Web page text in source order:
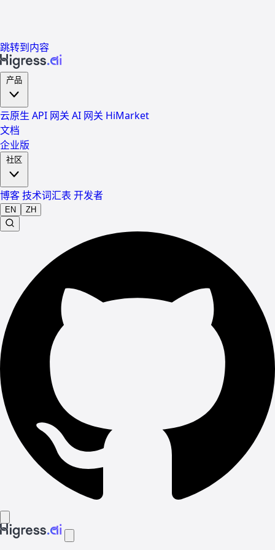
跳转到内容
云原生 API 网关 AI 网关 HiMarket
文档
企业版
博客技术词汇表 开发者
EN ZH